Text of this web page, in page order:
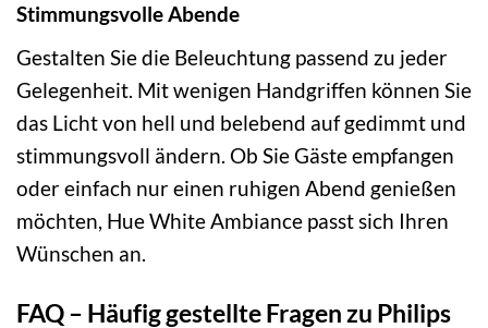
Stimmungsvolle Abende
Gestalten Sie die Beleuchtung passend zu jeder
Gelegenheit. Mit wenigen Handgriffen können Sie
das Licht von hell und belebend auf gedimmt und
stimmungsvoll ändern. Ob Sie Gäste empfangen
oder einfach nur einen ruhigen Abend genießen
möchten, Hue White Ambiance passt sich Ihren
Wünschen an.
FAQ – Häufig gestellte Fragen zu Philips